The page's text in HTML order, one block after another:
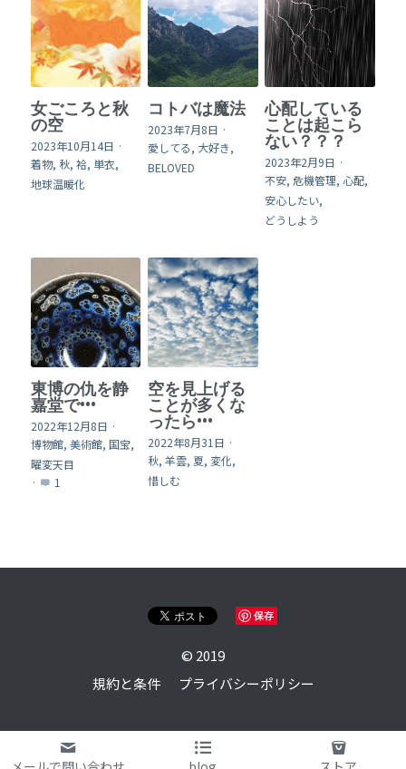
女ごころと秋
の空
2023年10月14日 ·
着物, 秋, 袷, 単衣,
地球温暖化
コトバは魔法
2023年7月8日 ·
愛してる, 大好き,
BELOVED
心配している
ことは起こら
ない？？？
2023年2月9日 ·
不安, 危機管理, 心配,
安心したい,
どうしよう
東博の仇を静
嘉堂で•••
2022年12月8日 ·
博物館, 美術館, 国宝,
曜変天目
·
1
空を見上げる
ことが多くな
ったら•••
2022年8月31日 ·
秋, 羊雲, 夏, 変化,
惜しむ
保存
© 2019
規約と条件
プライバシーポリシー